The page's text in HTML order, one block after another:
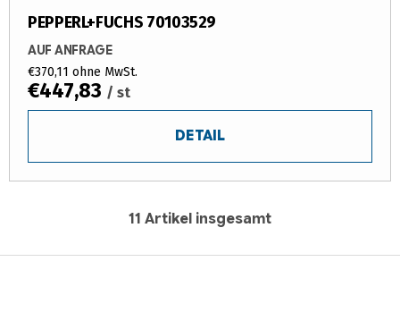
PEPPERL+FUCHS 70103529
AUF ANFRAGE
€370,11 ohne MwSt.
€447,83 / st
DETAIL
11 Artikel insgesamt